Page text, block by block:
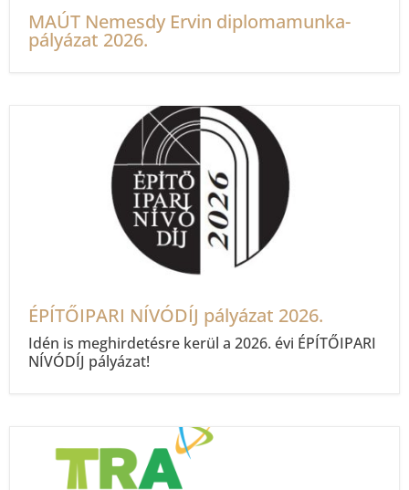
MAÚT Nemesdy Ervin diplomamunka-
pályázat 2026.
ÉPÍTŐIPARI NÍVÓDÍJ pályázat 2026.
Idén is meghirdetésre kerül a 2026. évi ÉPÍTŐIPARI
NÍVÓDÍJ pályázat!